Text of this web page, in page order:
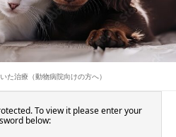
た治療（動物病院向けの方へ）
To view it please enter your
below: